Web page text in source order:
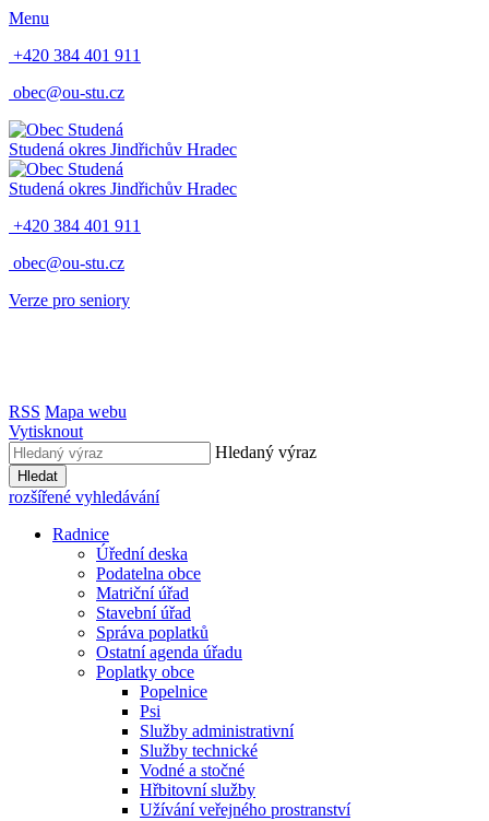
Menu
+420 384 401 911
obec@ou-stu.cz
Studená okres Jindřichův Hradec
Studená okres Jindřichův Hradec
+420 384 401 911
obec@ou-stu.cz
Verze pro seniory
RSS Mapa webu
Vytisknout
Hledaný výraz
Hledat
rozšířené vyhledávání
Radnice
Úřední deska
Podatelna obce
Matriční úřad
Stavební úřad
Správa poplatků
Ostatní agenda úřadu
Poplatky obce
Popelnice
Psi
Služby administrativní
Služby technické
Vodné a stočné
Hřbitovní služby
Užívání veřejného prostranství